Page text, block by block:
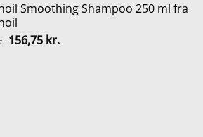
pris
var:
179,00 kr..
pris
129,00 kr..
Smoothing Shampoo 250 ml fra
Den
156,75 kr.Den